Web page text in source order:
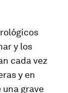
y los
cada vez
y en
grave